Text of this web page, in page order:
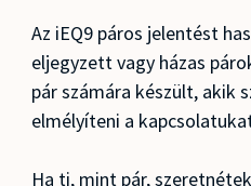
Az iEQ9 páros jelentést
eljegyzett vagy házas
pár számára készült, akik
elmélyíteni a
Ha ti, mint pár,